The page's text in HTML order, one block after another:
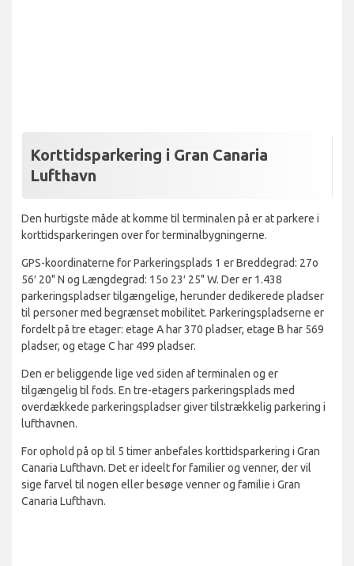
Korttidsparkering i Gran Canaria
Lufthavn
Den hurtigste måde at komme til terminalen på er at parkere i
korttidsparkeringen over for terminalbygningerne.
GPS-koordinaterne for Parkeringsplads 1 er Breddegrad: 27o
56′ 20" N og Længdegrad: 15o 23′ 25" W. Der er 1.438
parkeringspladser tilgængelige, herunder dedikerede pladser
til personer med begrænset mobilitet. Parkeringspladserne er
fordelt på tre etager: etage A har 370 pladser, etage B har 569
pladser, og etage C har 499 pladser.
Den er beliggende lige ved siden af terminalen og er
tilgængelig til fods. En tre-etagers parkeringsplads med
overdækkede parkeringspladser giver tilstrækkelig parkering i
lufthavnen.
For ophold på op til 5 timer anbefales korttidsparkering i Gran
Canaria Lufthavn. Det er ideelt for familier og venner, der vil
sige farvel til nogen eller besøge venner og familie i Gran
Canaria Lufthavn.